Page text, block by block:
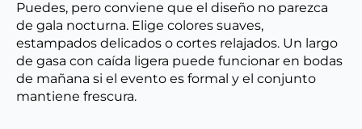
Puedes, pero conviene que el diseño no parezca
de gala nocturna. Elige colores suaves,
estampados delicados o cortes relajados. Un largo
de gasa con caída ligera puede funcionar en bodas
de mañana si el evento es formal y el conjunto
mantiene frescura.